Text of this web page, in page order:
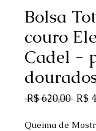
Bolsa
couro
Cadel -
R$ 620,00 R$
Queima de